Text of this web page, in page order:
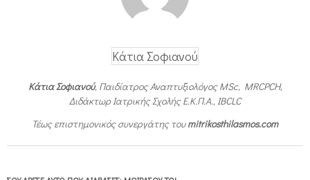
Κάτια Σοφιανού
Κάτια Σοφιανού, Παιδίατρος Αναπτυξιολόγος MSc, MRCPCH,
Διδάκτωρ Ιατρικής Σχολής Ε.Κ.Π.Α., IBCLC
Τέως επιστημονικός συνεργάτης τουmitrikosthilasmos.com